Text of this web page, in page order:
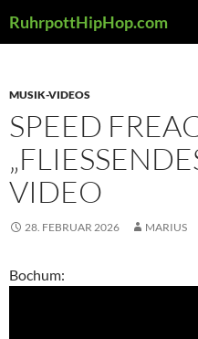
Inhalt
RuhrpottHipHop.com
MUSIK-VIDEOS
SPEED
IDEO
28. FEBRUAR 2026 MARIUS
Bochum: